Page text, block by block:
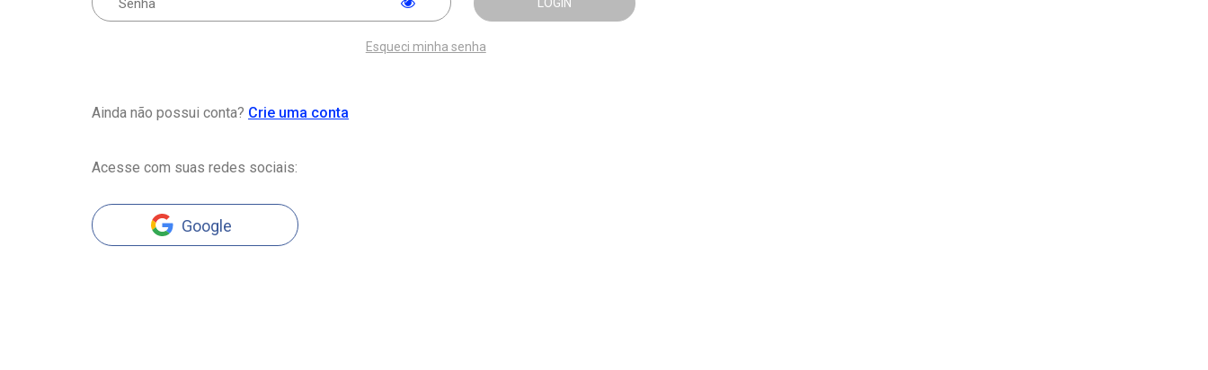
Esqueci minha senha
Ainda não possui conta? Crie uma conta
Acesse com suas redes sociais:
Google